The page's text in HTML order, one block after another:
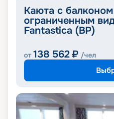
Каюта с
ограниченным
Fantastica (BP)
от 138 562 ₽ /чел